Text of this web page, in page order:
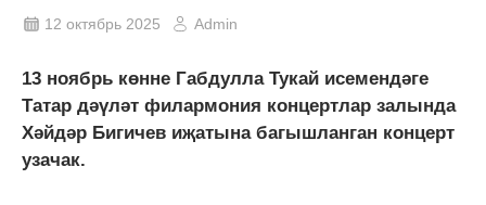
12 октябрь 2025 Admin
13 ноябрь көнне Габдулла Тукай исемендәге
Татар дәүләт филармония концертлар залында
Хәйдәр Бигичев иҗатына багышланган концерт
узачак.